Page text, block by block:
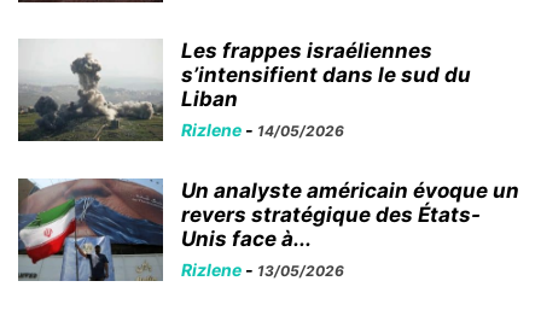
Les frappes israéliennes
s’intensifient dans le sud du
Liban
Rizlene - 14/05/2026
Un analyste américain évoque un
revers stratégique des États-
Unis face à...
Rizlene - 13/05/2026